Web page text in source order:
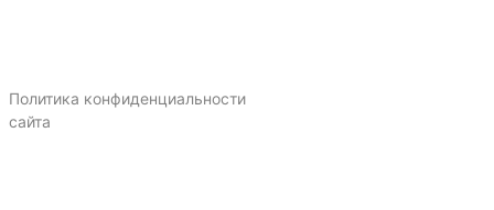
Политика конфиденциальности
сайта